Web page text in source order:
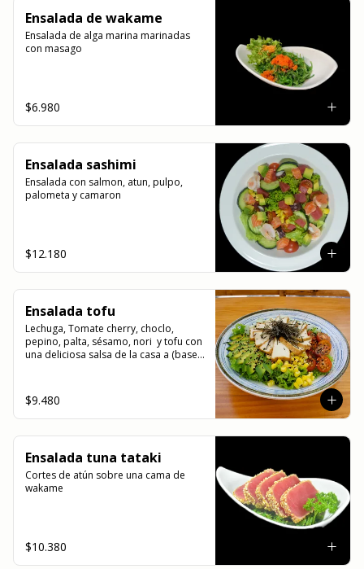
Ensalada de wakame
Ensalada de alga marina marinadas
con masago
$6.980
Ensalada sashimi
Ensalada con salmon, atun, pulpo,
palometa y camaron
$12.180
Ensalada tofu
Lechuga, Tomate cherry, choclo,
pepino, palta, sésamo, nori  y tofu con
una deliciosa salsa de la casa a (base
$9.480
Ensalada tuna tataki
Cortes de atún sobre una cama de
wakame
$10.380